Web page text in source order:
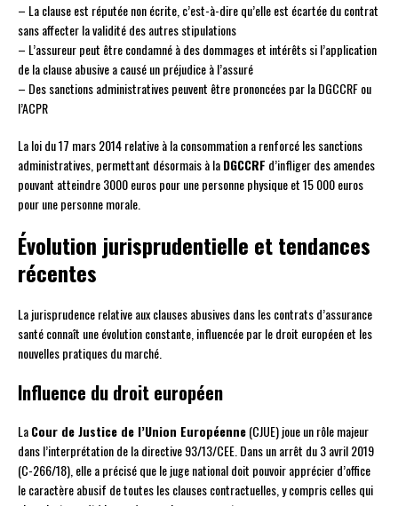
– La clause est réputée non écrite, c’est-à-dire qu’elle est écartée du contrat
sans affecter la validité des autres stipulations
– L’assureur peut être condamné à des dommages et intérêts si l’application
de la clause abusive a causé un préjudice à l’assuré
– Des sanctions administratives peuvent être prononcées par la DGCCRF ou
l’ACPR
La loi du 17 mars 2014 relative à la consommation a renforcé les sanctions
administratives, permettant désormais à laDGCCRF d’infliger des amendes
pouvant atteindre 3000 euros pour une personne physique et 15 000 euros
pour une personne morale.
Évolution jurisprudentielle et tendances
récentes
La jurisprudence relative aux clauses abusives dans les contrats d’assurance
santé connaît une évolution constante, influencée par le droit européen et les
nouvelles pratiques du marché.
Influence du droit européen
LaCour de Justice de l’Union Européenne(CJUE) joue un rôle majeur
dans l’interprétation de la directive 93/13/CEE. Dans un arrêt du 3 avril 2019
(C-266/18), elle a précisé que le juge national doit pouvoir apprécier d’office
le caractère abusif de toutes les clauses contractuelles, y compris celles qui